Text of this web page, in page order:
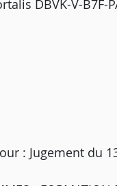
DBVK-V-B7F-
: Jugement du